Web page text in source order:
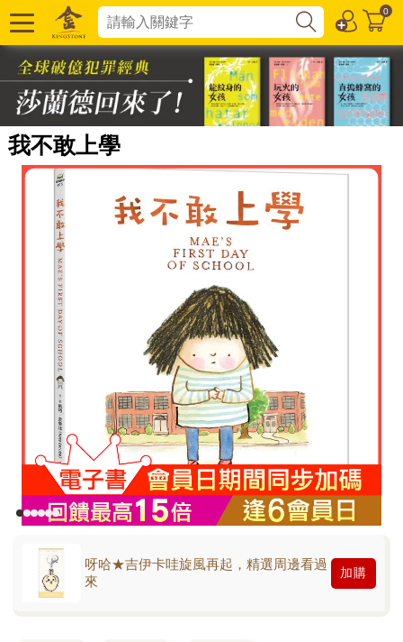
0
我不敢上學
呀哈★吉伊卡哇旋風再起，精選周邊看過
來
加購